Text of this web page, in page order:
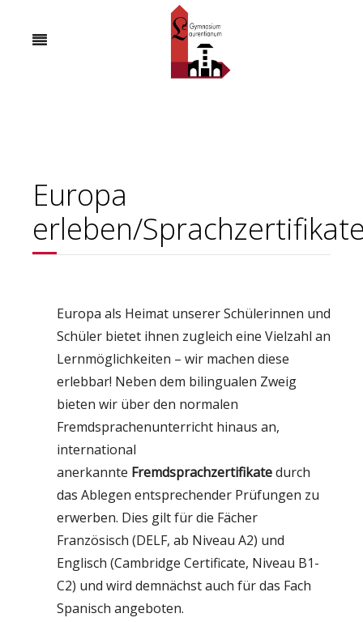
Europa
erleben/
Europa als Heimat unserer Schülerinnen und
Schüler bietet ihnen zugleich eine Vielzahl an
Lernmöglichkeiten – wir machen diese
erlebbar! Neben dem bilingualen Zweig
bieten wir über den normalen
Fremdsprachenunterricht hinaus an,
international
anerkannte Fremdsprachzertifikatedurch
das Ablegen entsprechender Prüfungen zu
erwerben. Dies gilt für die Fächer
Französisch (DELF, ab Niveau A2) und
Englisch (Cambridge Certificate, Niveau B1-
C2) und wird demnächst auch für das Fach
Spanisch angeboten.